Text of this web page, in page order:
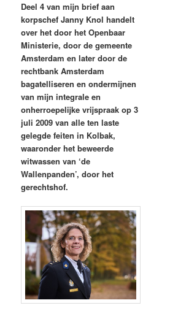
Deel 4 van mijn brief aan
korpschef Janny Knol handelt
over het door het Openbaar
Ministerie, door de gemeente
Amsterdam en later door de
rechtbank Amsterdam
bagatelliseren en ondermijnen
van mijn integrale en
onherroepelijke vrijspraak op 3
juli 2009 van alle ten laste
gelegde feiten in Kolbak,
waaronder het beweerde
witwassen van ‘de
Wallenpanden’, door het
gerechtshof.